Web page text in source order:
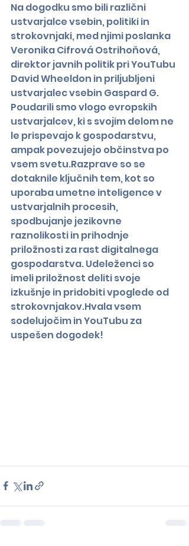
Na dogodku smo bili različni
ustvarjalce vsebin, politiki in
strokovnjaki, med njimi poslanka
Veronika Cifrová Ostrihoňová,
direktor javnih politik pri YouTubu
David Wheeldon in priljubljeni
ustvarjalec vsebin Gaspard G.
Poudarili smo vlogo evropskih
ustvarjalcev, ki s svojim delom ne
le prispevajo k gospodarstvu,
ampak povezujejo občinstva po
vsem svetu.Razprave so se
dotaknile ključnih tem, kot so
uporaba umetne inteligence v
ustvarjalnih procesih,
spodbujanje jezikovne
raznolikosti in prihodnje
priložnosti za rast digitalnega
gospodarstva. Udeleženci so
imeli priložnost deliti svoje
izkušnje in pridobiti vpoglede od
strokovnjakov.Hvala vsem
sodelujočim in YouTubu za
uspešen dogodek!